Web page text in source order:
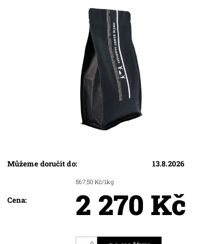
Můžeme doručit do: 13.8.2026
Cena:
567,50 Kč/1kg
2 270 Kč